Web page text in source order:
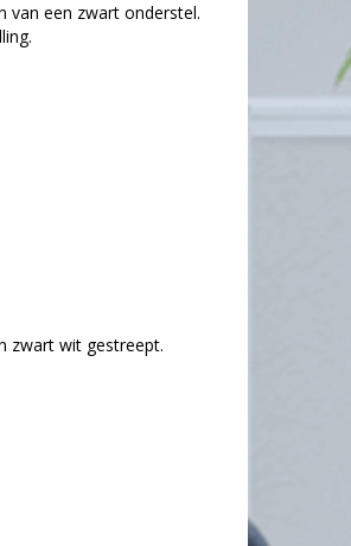
van een zwart onderstel.
zwart wit gestreept.